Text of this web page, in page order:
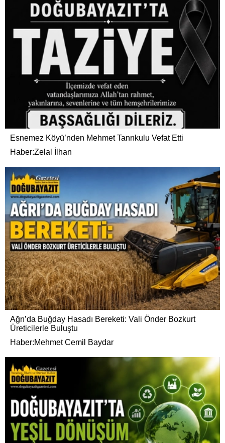
Esnemez Köyü’nden Mehmet Tanrıkulu Vefat Etti
Haber:Zelal İlhan
Ağrı’da Buğday Hasadı Bereketi: Vali Önder Bozkurt
Üreticilerle Buluştu
Haber:Mehmet Cemil Baydar